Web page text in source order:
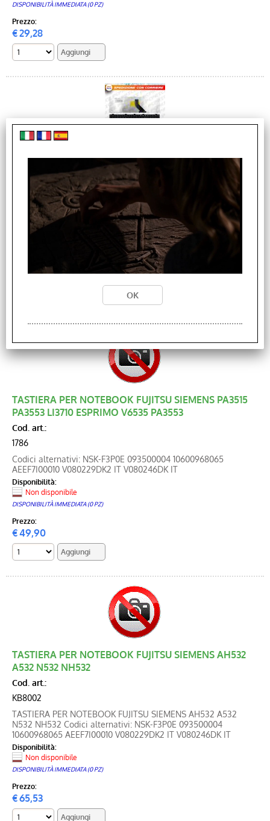
DISPONIBILITÀ IMMEDIATA (0 PZ)
Prezzo:
€29,28
Cod. art.:
KB8003
TASTIERA PER FUJITSU A530 AH530 A531 AH531 NH751 [...]
Disponibilità:
30,89
TASTIERA PER NOTEBOOK FUJITSU SIEMENS PA3515
PA3553 LI3710 ESPRIMO V6535 PA3553
Cod. art.:
1786
Codici alternativi: NSK-F3P0E 093500004 10600968065
AEEF7I00010 V080229DK2 IT V080246DK IT
Disponibilità:
Non disponibile
DISPONIBILITÀ IMMEDIATA (0 PZ)
Prezzo:
€49,90
TASTIERA PER NOTEBOOK FUJITSU SIEMENS AH532
A532 N532 NH532
Cod. art.:
KB8002
TASTIERA PER NOTEBOOK FUJITSU SIEMENS AH532 A532
N532 NH532 Codici alternativi: NSK-F3P0E 093500004
10600968065 AEEF7I00010 V080229DK2 IT V080246DK IT
Disponibilità:
Non disponibile
DISPONIBILITÀ IMMEDIATA (0 PZ)
Prezzo:
€65,53